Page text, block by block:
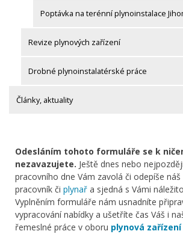
Poptávka na terénní plynoinstalace
Revize plynových zařízení
Drobné plynoinstalatérské práce
Články, aktuality
Odesláním tohoto formuláře se k
nezavazujete. Ještě dnes nebo
pracovního dne Vám zavolá či odepíše
pracovník či plynař a sjedná s Vámi
Vyplněním formuláře nám usnadníte
vypracování nabídky a ušetříte čas Váš i
řemeslné práce v oboru plynová zařízení